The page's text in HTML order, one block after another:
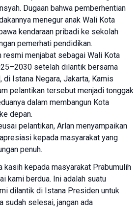
. Dugaan bahwa pemberhentian
menegur anak Wali Kota
kendaraan pribadi ke sekolah
pemerhati pendidikan.
resmi menjabat sebagai Wali Kota
setelah dilantik bersama
di Istana Negara, Jakarta, Kamis
pelantikan tersebut menjadi tonggak
dalam membangun Kota
depan.
pelantikan, Arlan menyampaikan
kepada masyarakat yang
penuh.
kasih kepada masyarakat Prabumulih
kami berdua. Ini adalah suatu
dilantik di Istana Presiden untuk
sudah selesai, jangan ada